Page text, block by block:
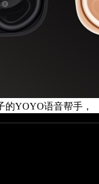
的YOYO语音帮手，